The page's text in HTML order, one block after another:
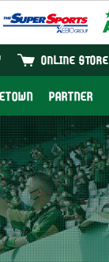
ONLINE STORE
PARTNER